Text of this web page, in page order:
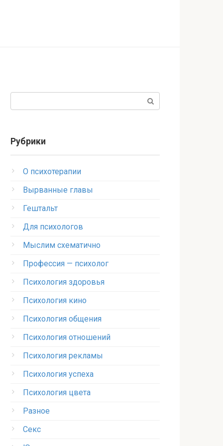
Рубрики
O психотерапии
Вырванные главы
Гештальт
Для психологов
Мыслим схематично
Профессия — психолог
Психология здоровья
Психология кино
Психология общения
Психология отношений
Психология рекламы
Психология успеха
Психология цвета
Разное
Секс